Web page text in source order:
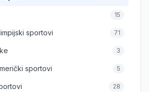
15
sportovi 71
3
sportovi 5
28